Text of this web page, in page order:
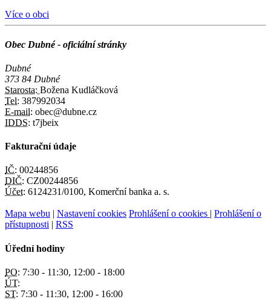
Více o obci
Obec Dubné - oficiální stránky
Dubné
373 84 Dubné
Starosta: Božena Kudláčková
Tel: 387992034
E-mail: obec@dubne.cz
IDDS: t7jbeix
Fakturační údaje
IČ: 00244856
DIČ: CZ00244856
Účet: 6124231/0100, Komerční banka a. s.
Mapa webu Nastavení cookies Prohlášení o cookies
Prohlášení o
přístupnosti
RSS
Úřední hodiny
PO: 7:30 - 11:30, 12:00 - 18:00
ÚT:
ST: 7:30 - 11:30, 12:00 - 16:00